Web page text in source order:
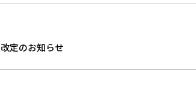
定のお知らせ